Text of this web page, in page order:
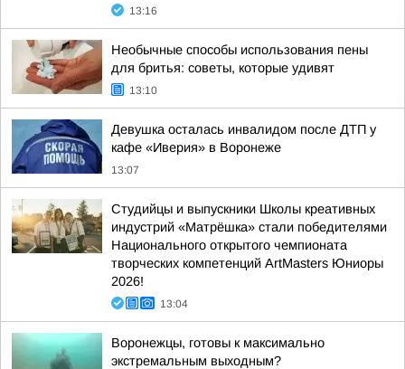
13:16
Необычные способы использования пены
для бритья: советы, которые удивят
13:10
Девушка осталась инвалидом после ДТП у
кафе «Иверия» в Воронеже
13:07
Студийцы и выпускники Школы креативных
индустрий «Матрёшка» стали победителями
Национального открытого чемпионата
творческих компетенций ArtMasters Юниоры
2026!
13:04
Воронежцы, готовы к максимально
экстремальным выходным?